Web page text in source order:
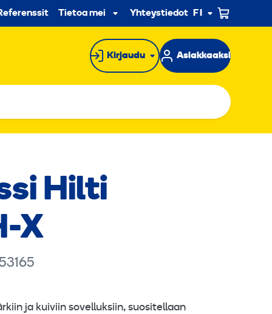
Tietoa meistäAlavalikko
Yhteystiedot FI
Kirjaudu Asiakkaaksi
Hilti
X
ja kuiviin sovelluksiin, suositellaan